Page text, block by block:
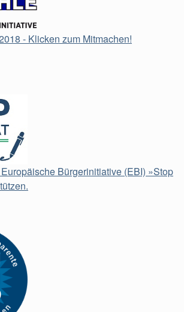
- Klicken zum Mitmachen!
Bürgerinitiative (EBI) »Stop